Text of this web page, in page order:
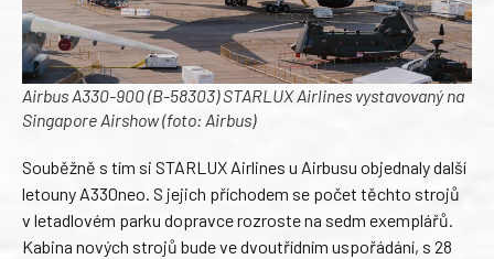
Airbus A330-900 (B-58303) STARLUX Airlines vystavovaný na
Singapore Airshow (foto: Airbus)
Souběžně s tím si STARLUX Airlines u Airbusu objednaly další
letouny A330neo. S jejich příchodem se počet těchto strojů
v letadlovém parku dopravce rozroste na sedm exemplářů.
Kabina nových strojů bude ve dvoutřídním uspořádání, s 28